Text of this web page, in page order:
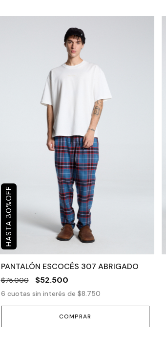
30
%
OFF
PANTALÓN ESCOCÉS 307 ABRIGADO
$75.000 $52.500
6 cuotas sin interés de $8.750
COMPRAR